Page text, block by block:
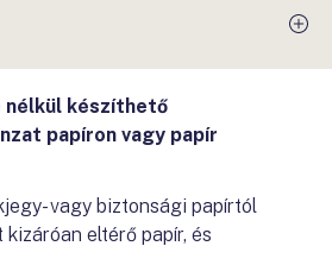
nélkül készíthető
papíron vagy papír
vagy biztonsági papírtól
eltérő papír, és